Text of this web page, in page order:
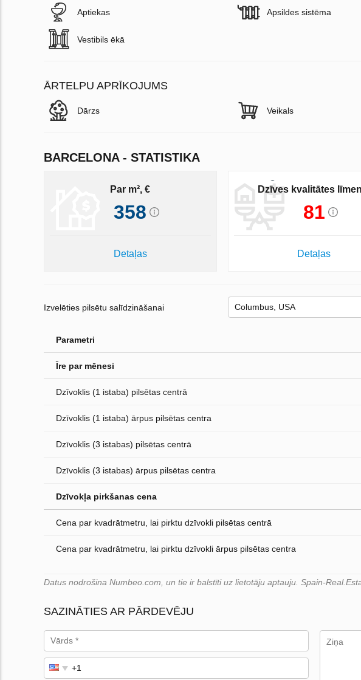
Aptiekas Apsildes sistēma
Vestibils ēkā
ĀRTELPU APRĪKOJUMS
Dārzs Veikals
BARCELONA - STATISTIKA
Par m², €
358
Detaļas
Dzīves kvalitātes
81
Detaļas
Izvelēties pilsētu salīdzināšanai
Parametri
Īre par mēnesi
Dzīvoklis (1 istaba) pilsētas centrā
Dzīvoklis (1 istaba) ārpus pilsētas centra
Dzīvoklis (3 istabas) pilsētas centrā
Dzīvoklis (3 istabas) ārpus pilsētas centra
Dzīvokļa pirkšanas cena
Cena par kvadrātmetru, lai pirktu dzīvokli pilsētas centrā
Cena par kvadrātmetru, lai pirktu dzīvokli ārpus pilsētas centra
Datus nodrošina Numbeo.com, un tie ir balstīti uz lietotāju aptauju. Spain-
SAZINĀTIES AR PĀRDEVĒJU